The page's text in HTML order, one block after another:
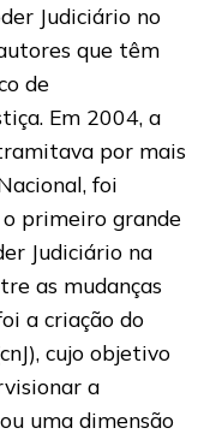
Judiciário no
que têm
de
Em 2004, a
por mais
foi
primeiro grande
Judiciário na
as mudanças
a criação do
cujo objetivo
a
uma dimensão